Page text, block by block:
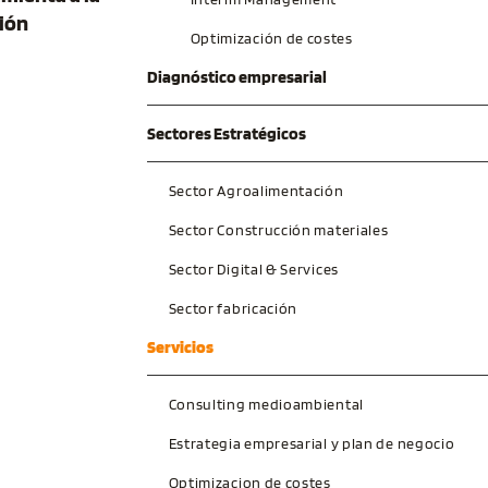
Optimización de costes
Diagnóstico empresarial
Sectores Estratégicos
Sector Agroalimentación
Sector Construcción materiales
Sector Digital & Services
Sector fabricación
Servicios
Consulting medioambiental
Estrategia empresarial y plan de negocio
Optimizacion de costes